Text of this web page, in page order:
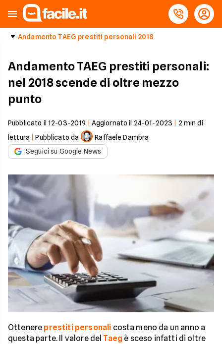
Andamento TAEG prestiti personali 2018
Andamento TAEG prestiti personali:
nel 2018 scende di oltre mezzo
punto
Pubblicato il 12-03-2019 Aggiornato il 24-01-2023 2 min di
lettura |Pubblicato da
Raffaele Dambra
Seguici su Google News
Ottenere prestiti personali costa meno da un anno a
questa parte. Il valore del Taeg è sceso infatti di oltre